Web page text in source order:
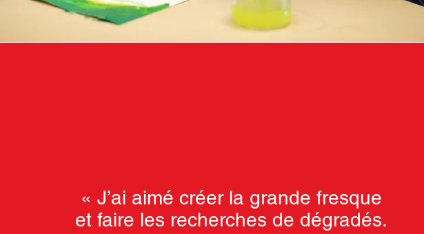
« J’ai aimé créer la grande fresque
et faire les recherches de dégradés.